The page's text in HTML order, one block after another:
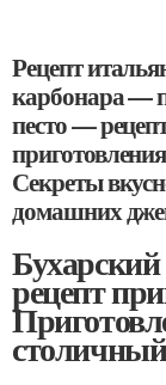
Рецепт
карбонара —
песто —
Секреты
домашних
рецепт